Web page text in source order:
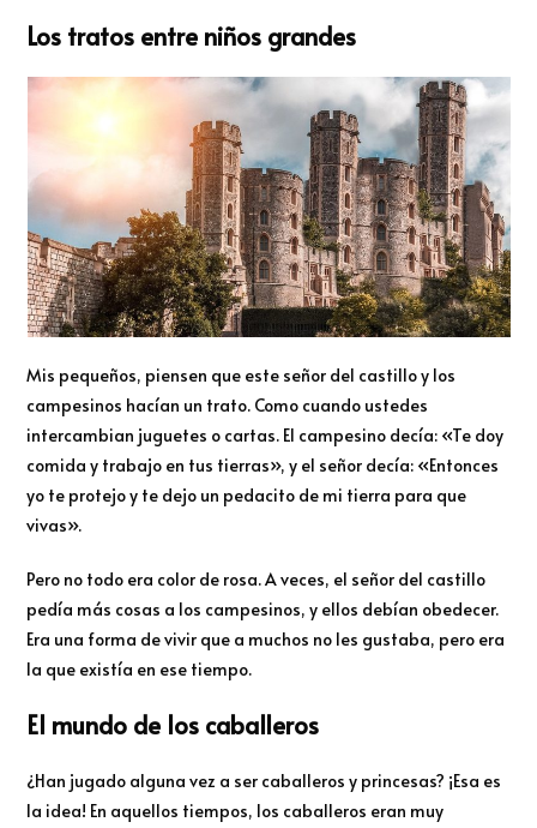
Los tratos entre niños grandes
Mis pequeños, piensen que este señor del castillo y los
campesinos hacían un trato. Como cuando ustedes
intercambian juguetes o cartas. El campesino decía: «Te doy
comida y trabajo en tus tierras», y el señor decía: «Entonces
yo te protejo y te dejo un pedacito de mi tierra para que
vivas».
Pero no todo era color de rosa. A veces, el señor del castillo
pedía más cosas a los campesinos, y ellos debían obedecer.
Era una forma de vivir que a muchos no les gustaba, pero era
la que existía en ese tiempo.
El mundo de los caballeros
¿Han jugado alguna vez a ser caballeros y princesas? ¡Esa es
la idea! En aquellos tiempos, los caballeros eran muy